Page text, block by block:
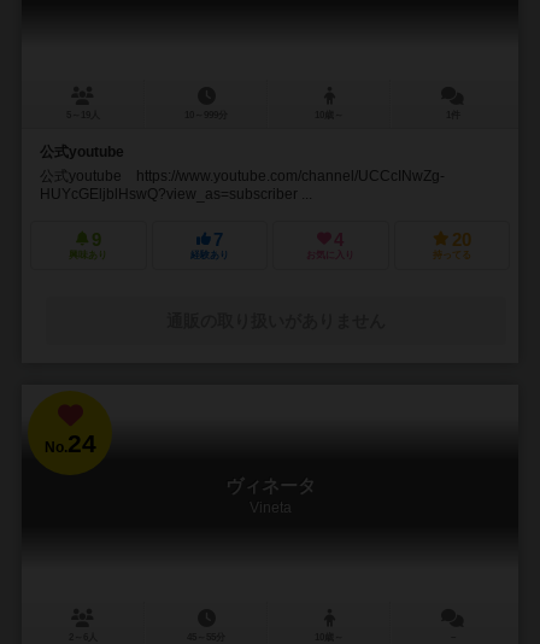
公式youtube
公式youtube https://www.youtube.com/channel/UCCcINwZg-
HUYcGEljblHswQ?view_as=subscriber ...
9
興味あり
7
経験あり
4
お気に入り
20
持ってる
No.24
ヴィネータ
Vineta